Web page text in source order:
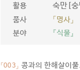
활용 숙만[숭
품사
「명사」
분야
『식물』
「003」 콩과의 한해살이